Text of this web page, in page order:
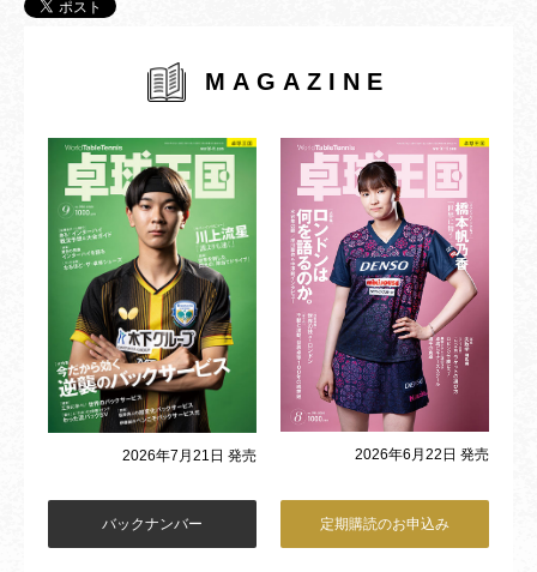
MAGAZINE
2026年7月21日 発売 2026年6月22日 発売
バックナンバー 定期購読のお申込み